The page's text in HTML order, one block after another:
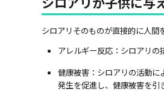
シロアリそのものが直接的に人間
アレルギー反応：シロアリの
健康被害：シロアリの活動に
発生を促進し、健康被害を引